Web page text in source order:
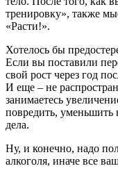
тренировку», также
«Расти!».
Хотелось бы
Если вы поставили
свой рост через год
И еще – не
занимаетесь
повредить, уменьшить
дела.
Ну, и конечно, надо
алкоголя, иначе все